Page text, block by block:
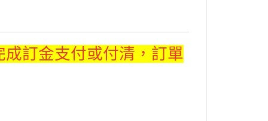
訂金支付或付清，訂單